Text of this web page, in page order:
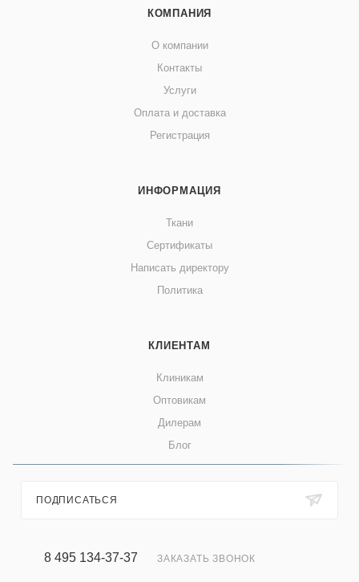
КОМПАНИЯ
О компании
Контакты
Услуги
Оплата и доставка
Регистрация
ИНФОРМАЦИЯ
Ткани
Сертификаты
Написать директору
Политика
КЛИЕНТАМ
Клиникам
Оптовикам
Дилерам
Блог
ПОДПИСАТЬСЯ
8 495 134-37-37 ЗАКАЗАТЬ ЗВОНОК